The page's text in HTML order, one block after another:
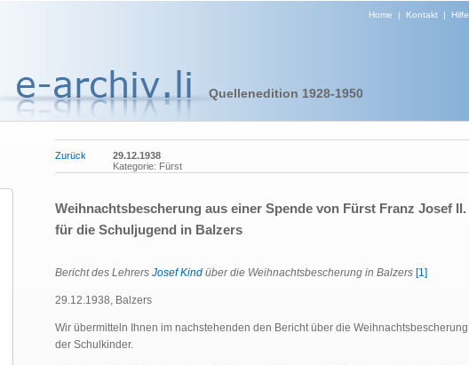
Home | Kontakt| Hilfe
Quellenedition 1928-1950
Zurück
29.12.1938
Kategorie: Fürst
Weihnachtsbescherung aus einer Spende von Fürst Franz Josef II.
für die Schuljugend in Balzers
Bericht des Lehrers Josef Kind über die Weihnachtsbescherung in Balzers [1]
29.12.1938, Balzers
Wir übermitteln Ihnen im nachstehenden den Bericht über die Weihnachtsbescherung
der Schulkinder.